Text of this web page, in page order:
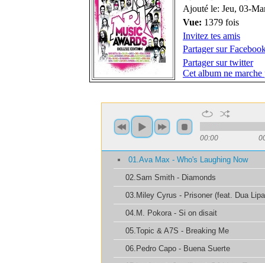
Ajouté le: Jeu, 03-
Vue: 1379 fois
Invitez tes amis
Partager sur
Partager sur twitter
Cet album ne marche